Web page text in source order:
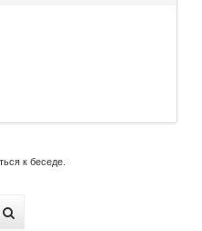
к беседе.